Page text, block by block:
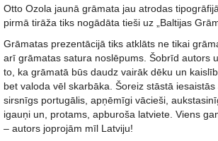
Otto Ozola jaunā grāmata jau atrodas
pirmā tirāža tiks nogādāta tieši uz „Baltijas
Grāmatas prezentācijā tiks atklāts ne tikai
arī grāmatas satura noslēpums. Šobrīd autors
to, ka grāmatā būs daudz vairāk dēku un
bet valoda vēl skarbāka. Šoreiz stāstā iesaistās
sirsnīgs portugālis, apņēmīgi vācieši,
igauņi un, protams, apburoša latviete. Viens
– autors joprojām mīl Latviju!